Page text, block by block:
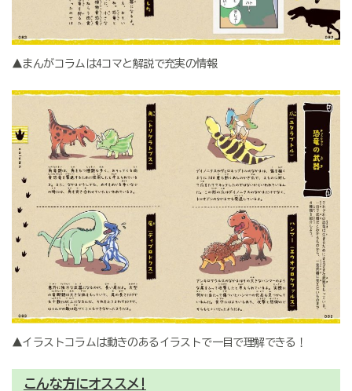
▲まんがコラムは4コマと解説で充実の情報
▲イラストコラムは動きのあるイラストで一目で理解できる！
こんな方にオススメ!